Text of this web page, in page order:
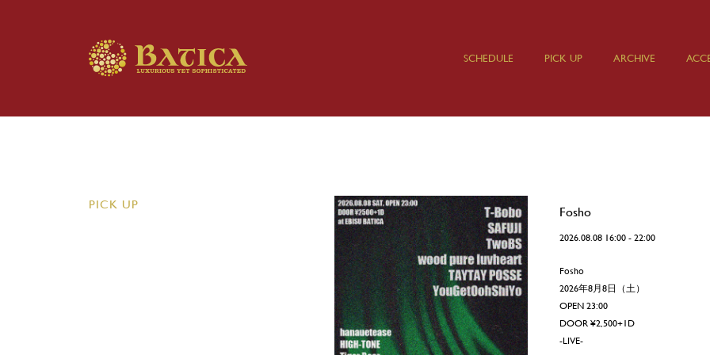
SCHEDULE PICK UP ARCHIVE
PICK UP
Fosho
2026.08.08 16:00 - 22:00
Fosho
2026年8月8日（土）
OPEN 23:00
DOOR ¥2,500+1D
-LIVE-